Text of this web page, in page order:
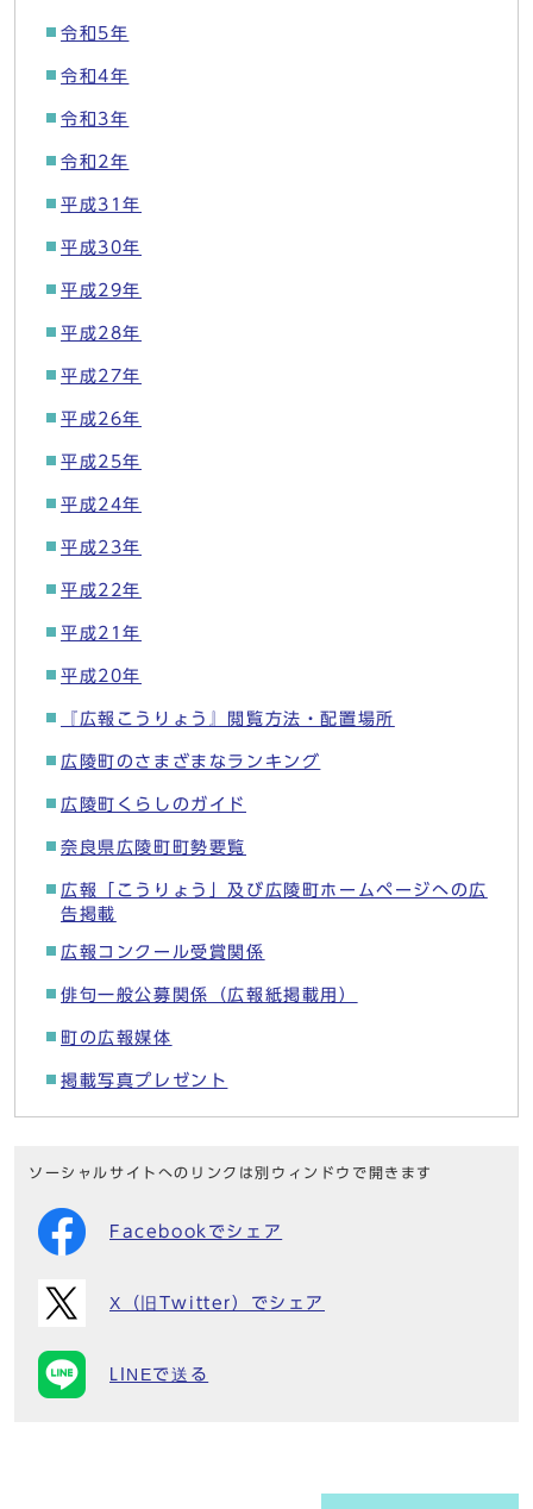
令和5年
令和4年
令和3年
令和2年
平成31年
平成30年
平成29年
平成28年
平成27年
平成26年
平成25年
平成24年
平成23年
平成22年
平成21年
平成20年
『広報こうりょう』閲覧方法・配置場所
広陵町のさまざまなランキング
広陵町くらしのガイド
奈良県広陵町町勢要覧
広報「こうりょう」及び広陵町ホームページへの広
告掲載
広報コンクール受賞関係
俳句一般公募関係（広報紙掲載用）
町の広報媒体
掲載写真プレゼント
ソーシャルサイトへのリンクは別ウィンドウで開きます
Facebookでシェア
X（旧Twitter）でシェア
LINEで送る